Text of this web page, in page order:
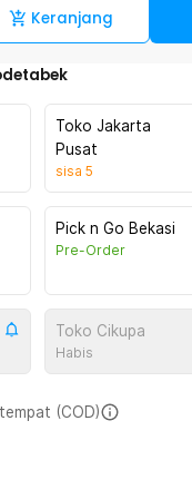
Keranjang
Toko Jakarta
Pusat
sisa 5
Pick n Go Bekasi
Pre-Order
Toko Cikupa
Habis
(COD)